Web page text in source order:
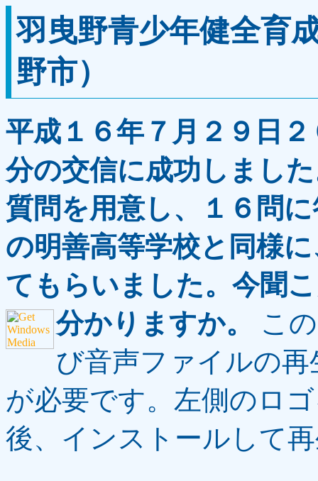
羽曳野青少年健全育
野市）
平成１６年７月２９日
分の交信に成功しまし
質問を用意し、１６問
の明善高等学校と同様
てもらいました。今聞
分かりますか。
こ
び音声ファイルの再
が必要です。左側のロ
後、インストールして